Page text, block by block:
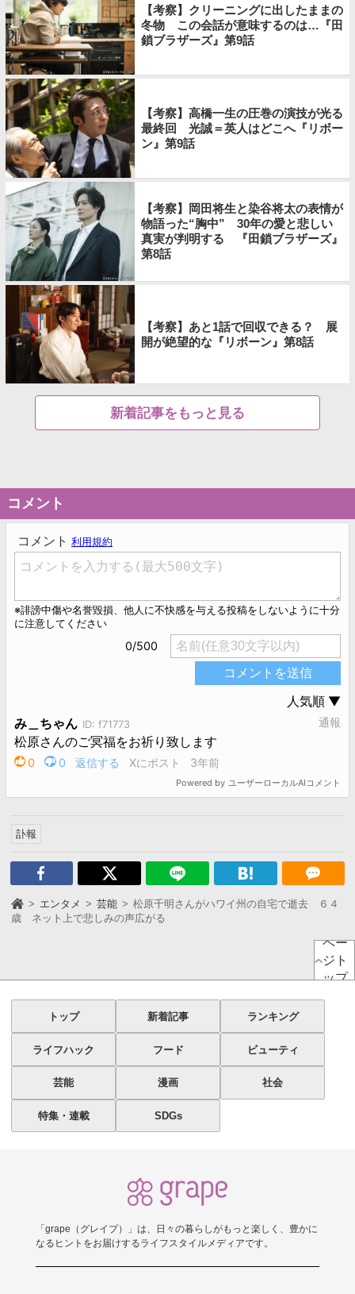
【考察】クリーニングに出したままの
冬物 この会話が意味するのは…『田
鎖ブラザーズ』第9話
【考察】高橋一生の圧巻の演技が光る
最終回 光誠＝英人はどこへ『リボー
ン』第9話
【考察】岡田将生と染谷将太の表情が
物語った“胸中” 30年の愛と悲しい
真実が判明する 『田鎖ブラザーズ』
第8話
【考察】あと1話で回収できる？ 展
開が絶望的な『リボーン』第8話
新着記事をもっと見る
コメント
訃報
エンタメ 芸能
松原千明さんがハワイ州の自宅で逝去 ６４
歳 ネット上で悲しみの声広がる
ペー
ジト
ップ
トップ 新着記事 ランキング
ライフハック フード ビューティ
芸能 漫画 社会
特集・連載 SDGs
「grape（グレイプ）」は、日々の暮らしがもっと楽しく、豊かに
なるヒントをお届けするライフスタイルメディアです。